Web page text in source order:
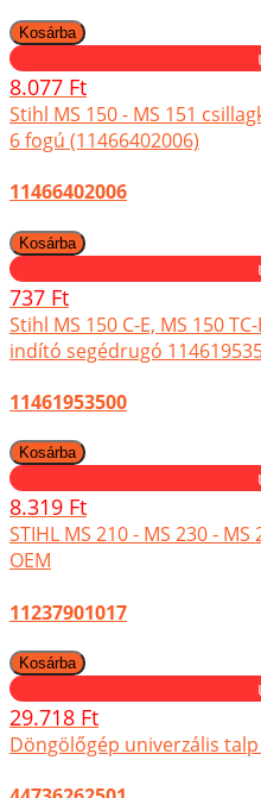
8.077 Ft
Stihl MS 150 - MS 151
6 fogú (11466402006)
11466402006
737 Ft
Stihl MS 150 C-E, MS 150
indító segédrugó
11461953500
8.319 Ft
STIHL MS 210 - MS 230 -
OEM
11237901017
29.718 Ft
Döngölőgép univerzális